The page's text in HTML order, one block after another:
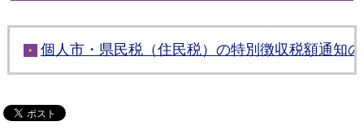
個人市・県民税（住民税）の特別徴収税額通知